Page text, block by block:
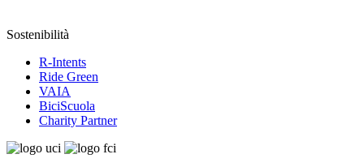
Sostenibilità
R-Intents
Ride Green
VAIA
BiciScuola
Charity Partner